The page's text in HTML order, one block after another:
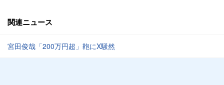
関連ニュース
宮田俊哉「200万円超」鞄にX騒然